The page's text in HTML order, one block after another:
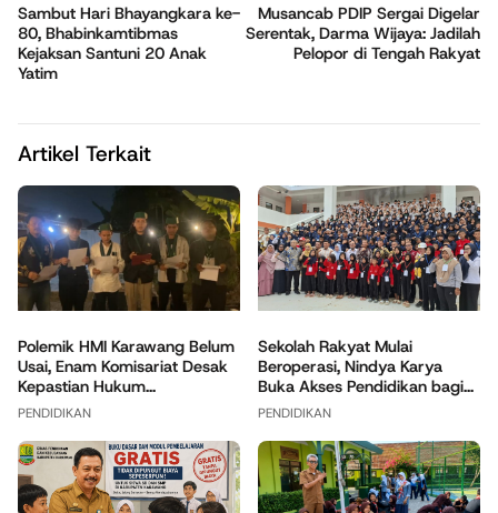
Sambut Hari Bhayangkara ke-
80, Bhabinkamtibmas
Kejaksan Santuni 20 Anak
Yatim
Musancab PDIP Sergai Digelar
Serentak, Darma Wijaya: Jadilah
Pelopor di Tengah Rakyat
Artikel Terkait
Polemik HMI Karawang Belum
Usai, Enam Komisariat Desak
Kepastian Hukum...
PENDIDIKAN
Sekolah Rakyat Mulai
Beroperasi, Nindya Karya
Buka Akses Pendidikan bagi...
PENDIDIKAN